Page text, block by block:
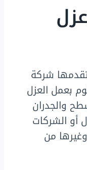
شركة
بعمل العزل
والجدران
أو الشركات
من